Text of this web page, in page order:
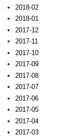
2018-02
2018-01
2017-12
2017-11
2017-10
2017-09
2017-08
2017-07
2017-06
2017-05
2017-04
2017-03